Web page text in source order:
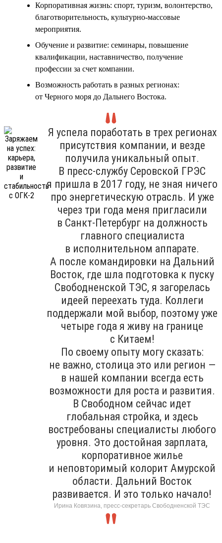
Корпоративная жизнь: спорт, туризм, волонтерство,
благотворительность, культурно-массовые
мероприятия.
Обучение и развитие: семинары, повышение
квалификации, наставничество, получение
профессии за счет компании.
Возможность работать в разных регионах:
от Черного моря до Дальнего Востока.
Я успела поработать в трех регионах
присутствия компании, и везде
получила уникальный опыт.
В пресс-службу Серовской ГРЭС
я пришла в 2017 году, не зная ничего
про энергетическую отрасль. И уже
через три года меня пригласили
в Санкт-Петербург на должность
главного специалиста
в исполнительном аппарате.
А после командировки на Дальний
Восток, где шла подготовка к пуску
Свободненской ТЭС, я загорелась
идеей переехать туда. Коллеги
поддержали мой выбор, поэтому уже
четыре года я живу на границе
с Китаем!
По своему опыту могу сказать:
не важно, столица это или регион —
в нашей компании всегда есть
возможности для роста и развития.
В Свободном сейчас идет
глобальная стройка, и здесь
востребованы специалисты любого
уровня. Это достойная зарплата,
корпоративное жилье
и неповторимый колорит Амурской
области. Дальний Восток
развивается. И это только начало!
Ирина Ковязина, пресс-секретарь Свободненской ТЭС